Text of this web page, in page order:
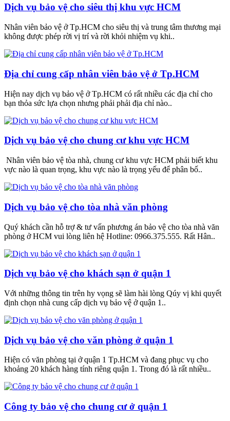
Dịch vụ bảo vệ cho siêu thị khu vực HCM
Nhân viên bảo vệ ở Tp.HCM cho siêu thị và trung tâm thương mại
không được phép rời vị trí và rời khỏi nhiệm vụ khi..
Địa chỉ cung cấp nhân viên bảo vệ ở Tp.HCM
Hiện nay dịch vụ bảo vệ ở Tp.HCM có rất nhiều các địa chỉ cho
bạn thỏa sức lựa chọn nhưng phải phải địa chỉ nào..
Dịch vụ bảo vệ cho chung cư khu vực HCM
Nhân viên bảo vệ tòa nhà, chung cư khu vực HCM phải biết khu
vực nào là quan trọng, khu vực nào là trọng yếu để phân bố..
Dịch vụ bảo vệ cho tòa nhà văn phòng
Quý khách cần hỗ trợ & tư vấn phương án bảo vệ cho tòa nhà văn
phòng ở HCM vui lòng liên hệ Hotline: 0966.375.555. Rất Hân..
Dịch vụ bảo vệ cho khách sạn ở quận 1
Với những thông tin trên hy vọng sẽ làm hài lòng Qúy vị khi quyết
định chọn nhà cung cấp dịch vụ bảo vệ ở quận 1..
Dịch vụ bảo vệ cho văn phòng ở quận 1
Hiện có văn phòng tại ở quận 1 Tp.HCM và đang phục vụ cho
khoảng 20 khách hàng tính riêng quận 1. Trong đó là rất nhiều..
Công ty bảo vệ cho chung cư ở quận 1